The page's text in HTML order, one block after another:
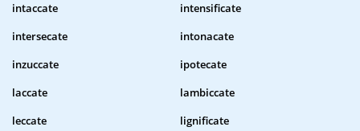
intaccate
intensificate
intersecate
intonacate
inzuccate
ipotecate
laccate
lambiccate
leccate
lignificate